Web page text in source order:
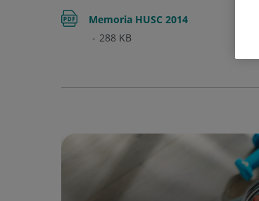
Memoria HUSC 2014
288 KB